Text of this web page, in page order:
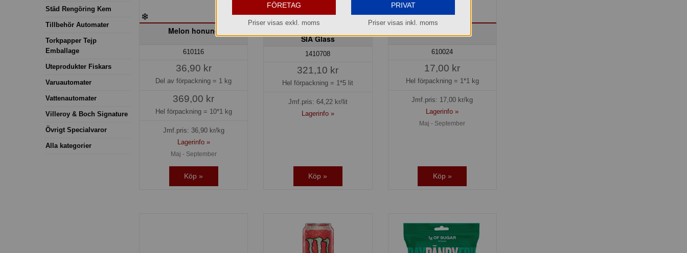
Städ Rengöring Kem
Tillbehör Automater
Torkpapper Tejp
Emballage
Uteprodukter Fiskars
Varuautomater
Vattenautomater
Villeroy & Boch Signature
Övrigt Specialvaror
Alla kategorier
Melon honung
610116
36,90 kr
Del av förpackning = 1 kg
369,00 kr
Hel förpackning = 10*1 kg
Jmf.pris: 36,90kr/kg
Lagerinfo »
Maj - September
Köp »
SIA Glass
1410708
321,10 kr
Hel förpackning = 1*5 lit
Jmf.pris: 64,22kr/lit
Lagerinfo »
Köp »
610024
17,00 kr
Hel förpackning = 1*1 kg
Jmf.pris: 17,00 kr/kg
Lagerinfo »
Maj - September
Köp »
FÖRETAG
Priser visas exkl. moms
PRIVAT
Priser visas inkl. moms